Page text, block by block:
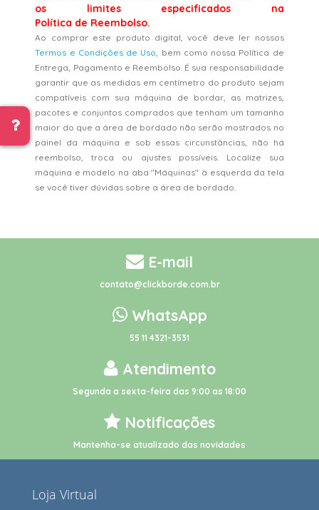
os limites especificados na
Política de Reembolso.
Ao comprar este produto digital, você deve ler nossos
Termos e Condições de Uso, bem como nossa Política de
Entrega, Pagamento e Reembolso. É sua responsabilidade
garantir que as medidas em centímetro do produto sejam
compatíveis com sua máquina de bordar, as matrizes,
pacotes e conjuntos comprados que tenham um tamanho
maior do que a área de bordado não serão mostrados no
painel da máquina e sob essas circunstâncias, não há
reembolso, troca ou ajustes possíveis. Localize sua
máquina e modelo na aba "Máquinas" à esquerda da tela
se você tiver dúvidas sobre a área de bordado.
E-mail
contato@clickborde.com.br
WhatsApp
55 11 4321-3531
Atendimento
Segunda a sexta-feira das 9:00 as 18:00
Notificações
Mantenha-se atualizado das novidades
Loja Virtual